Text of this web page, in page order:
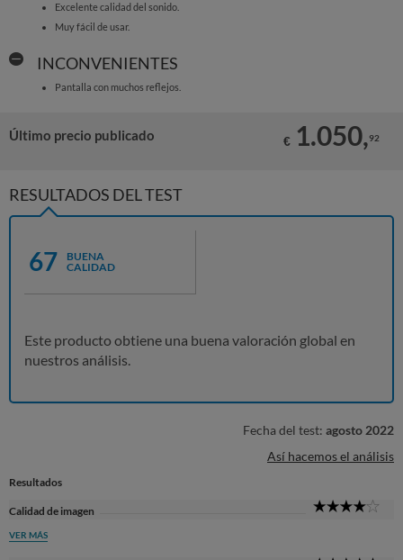
Excelente calidad del sonido.
Muy fácil de usar.
INCONVENIENTES
Pantalla con muchos reflejos.
Último precio publicado € 1.050,92
RESULTADOS DEL TEST
67
BUENA
CALIDAD
Este producto obtiene una buena valoración global en
nuestros análisis.
Fecha del test: agosto 2022
Así hacemos el análisis
Resultados
Calidad de imagen
VER MÁS